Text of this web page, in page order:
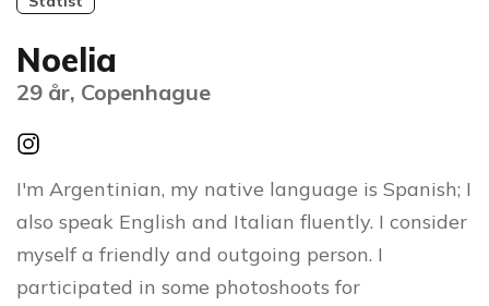
Noelia
29 år, Copenhague
I'm Argentinian, my native language is Spanish; I
also speak English and Italian fluently. I consider
myself a friendly and outgoing person. I
participated in some photoshoots for